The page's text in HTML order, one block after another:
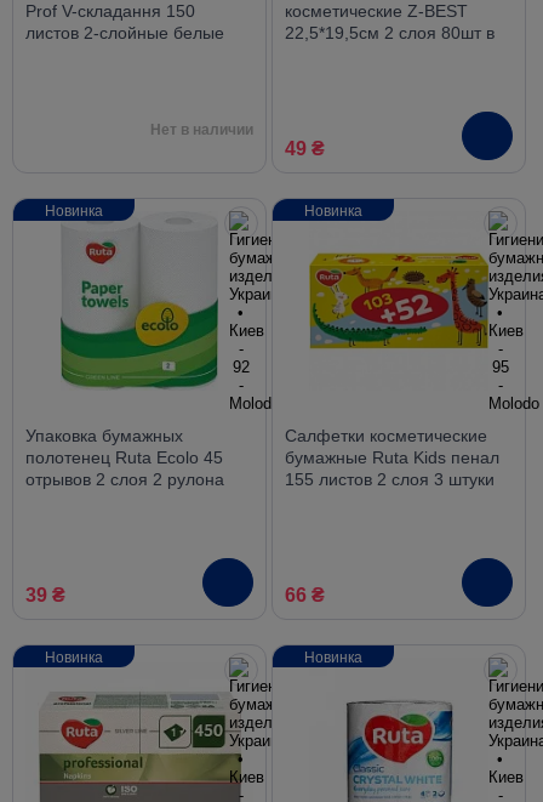
Prof V-складання 150
листов 2-слойные белые
Нет в наличии
косметические Z-BEST
22,5*19,5см 2 слоя 80шт в
49 ₴
Упаковка бумажных
полотенец Ruta Ecolo 45
отрывов 2 слоя 2 рулона
39 ₴
Новинка
Салфетки косметические
бумажные Ruta Kids пенал
155 листов 2 слоя 3 штуки
66 ₴
Новинка
Новинка Новинка